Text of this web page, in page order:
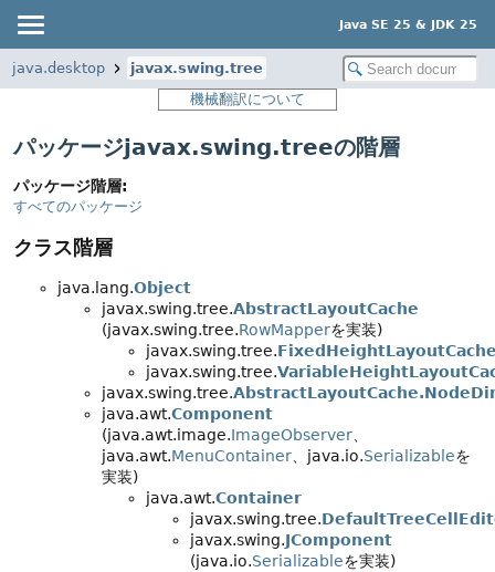
Java SE 25 & JDK 25
java.desktop
javax.swing.tree
機械翻訳について
パッケージjavax.swing.treeの階層
パッケージ階層:
すべてのパッケージ
クラス階層
java.lang.Object
javax.swing.tree.AbstractLayoutCache
(javax.swing.tree.RowMapperを実装)
javax.swing.tree.
javax.swing.tree.
javax.swing.tree.
java.awt.Component
(java.awt.image.ImageObserver
java.awt.MenuContainer 、java.io.Serializableを
実装)
java.awt.Container
javax.swing.tree.
javax.swing.JComponent
(java.io.Serializableを実装)